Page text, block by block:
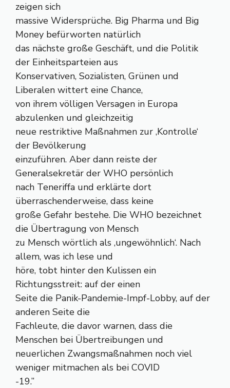
zeigen sich
massive Widersprüche. Big Pharma und Big
Money befürworten natürlich
das nächste große Geschäft, und die Politik
der Einheitsparteien aus
Konservativen, Sozialisten, Grünen und
Liberalen wittert eine Chance,
von ihrem völligen Versagen in Europa
abzulenken und gleichzeitig
neue restriktive Maßnahmen zur ‚Kontrolle‘
der Bevölkerung
einzuführen. Aber dann reiste der
Generalsekretär der WHO persönlich
nach Teneriffa und erklärte dort
überraschenderweise, dass keine
große Gefahr bestehe. Die WHO bezeichnet
die Übertragung von Mensch
zu Mensch wörtlich als ‚ungewöhnlich‘. Nach
allem, was ich lese und
höre, tobt hinter den Kulissen ein
Richtungsstreit: auf der einen
Seite die Panik-Pandemie-Impf-Lobby, auf der
anderen Seite die
Fachleute, die davor warnen, dass die
Menschen bei Übertreibungen und
neuerlichen Zwangsmaßnahmen noch viel
weniger mitmachen als bei COVID
-19.”